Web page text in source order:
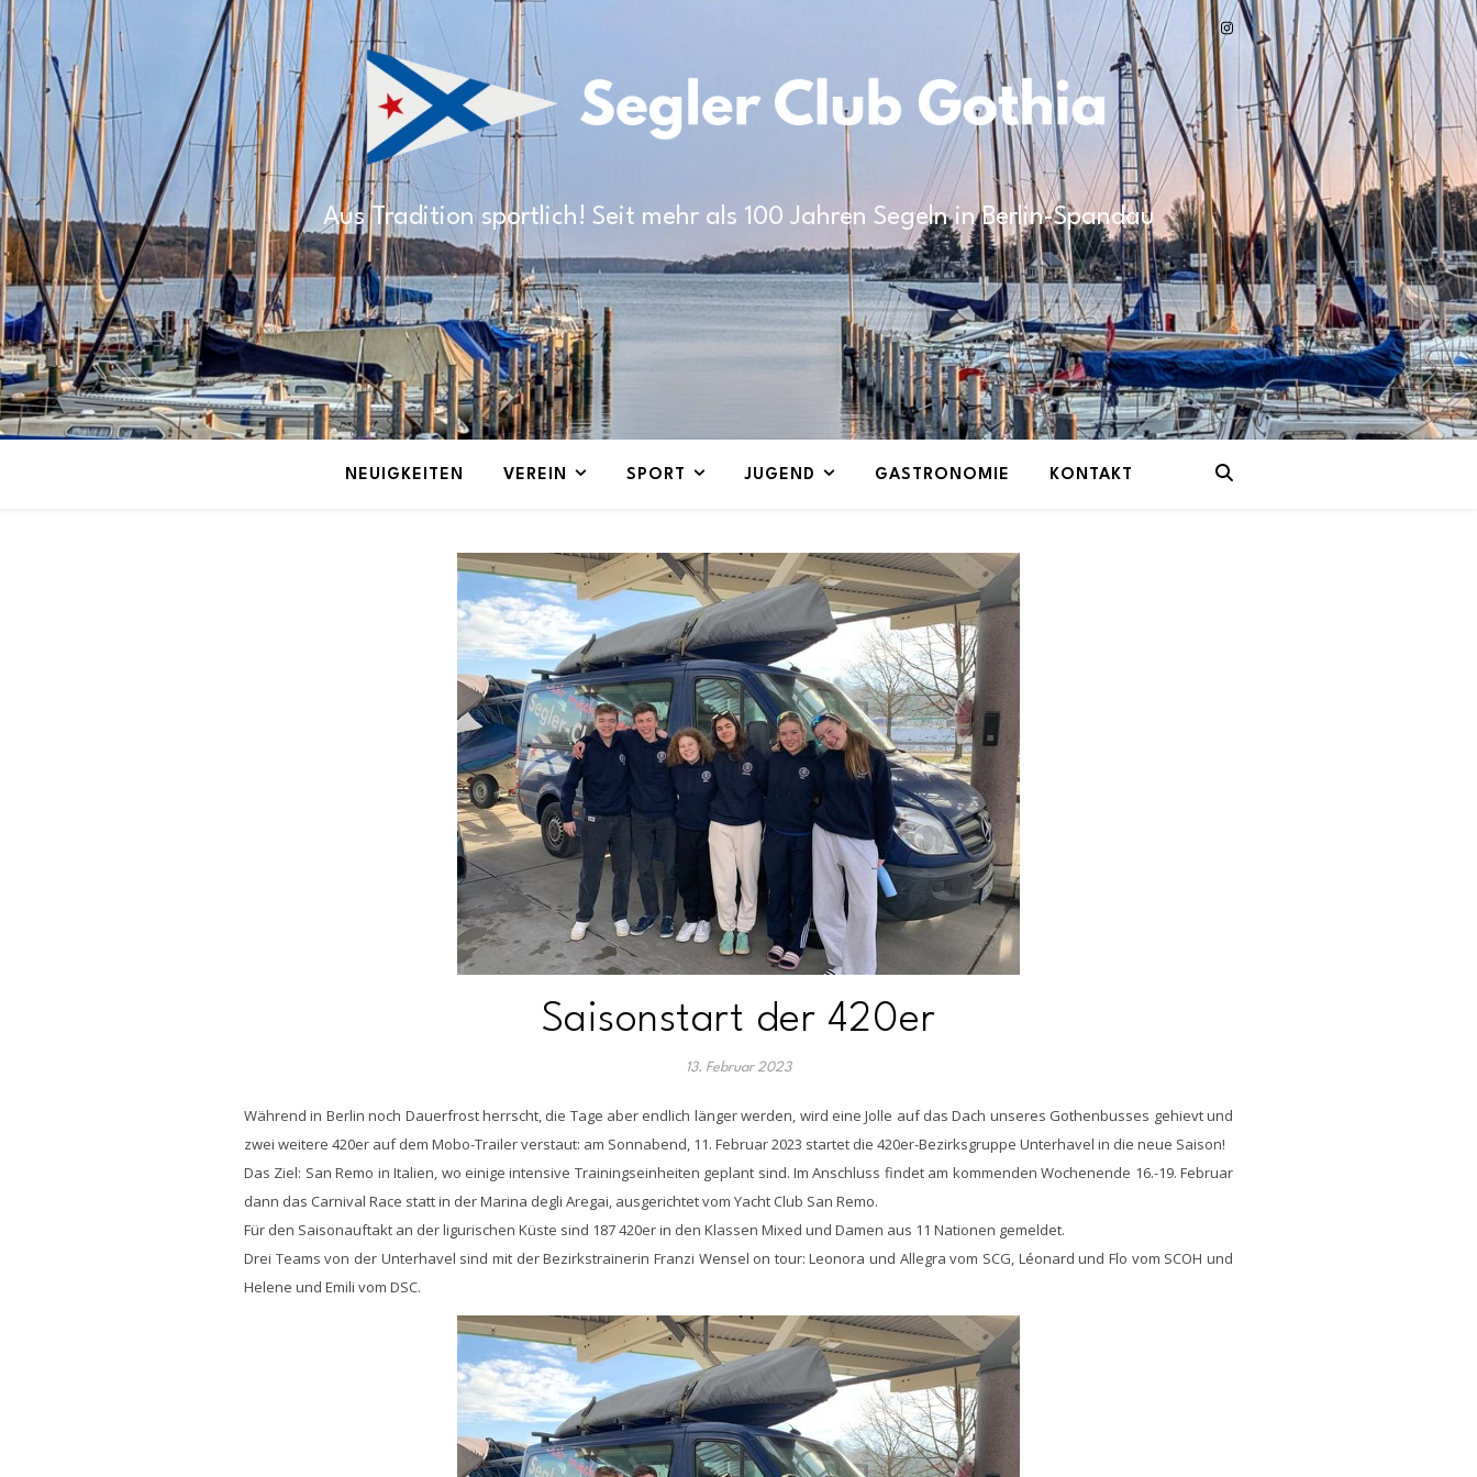
Aus Tradition sportlich! Seit mehr als 100 Jahren Segeln in Berlin-Spandau
NEUIGKEITEN VEREIN SPORT JUGEND GASTRONOMIE KONTAKT
Saisonstart der 420er
13. Februar 2023
Während in Berlin noch Dauerfrost herrscht, die Tage aber endlich länger werden, wird eine Jolle auf das Dach unseres Gothenbusses gehievt und
zwei weitere 420er auf dem Mobo-Trailer verstaut: am Sonnabend, 11. Februar 2023 startet die 420er-Bezirksgruppe Unterhavel in die neue Saison!
Das Ziel: San Remo in Italien, wo einige intensive Trainingseinheiten geplant sind. Im Anschluss findet am kommenden Wochenende 16.-19. Februar
dann das Carnival Race statt in der Marina degli Aregai, ausgerichtet vom Yacht Club San Remo.
Für den Saisonauftakt an der ligurischen Küste sind 187 420er in den Klassen Mixed und Damen aus 11 Nationen gemeldet.
Drei Teams von der Unterhavel sind mit der Bezirkstrainerin Franzi Wensel on tour: Leonora und Allegra vom SCG, Léonard und Flo vom SCOH und
Helene und Emili vom DSC.